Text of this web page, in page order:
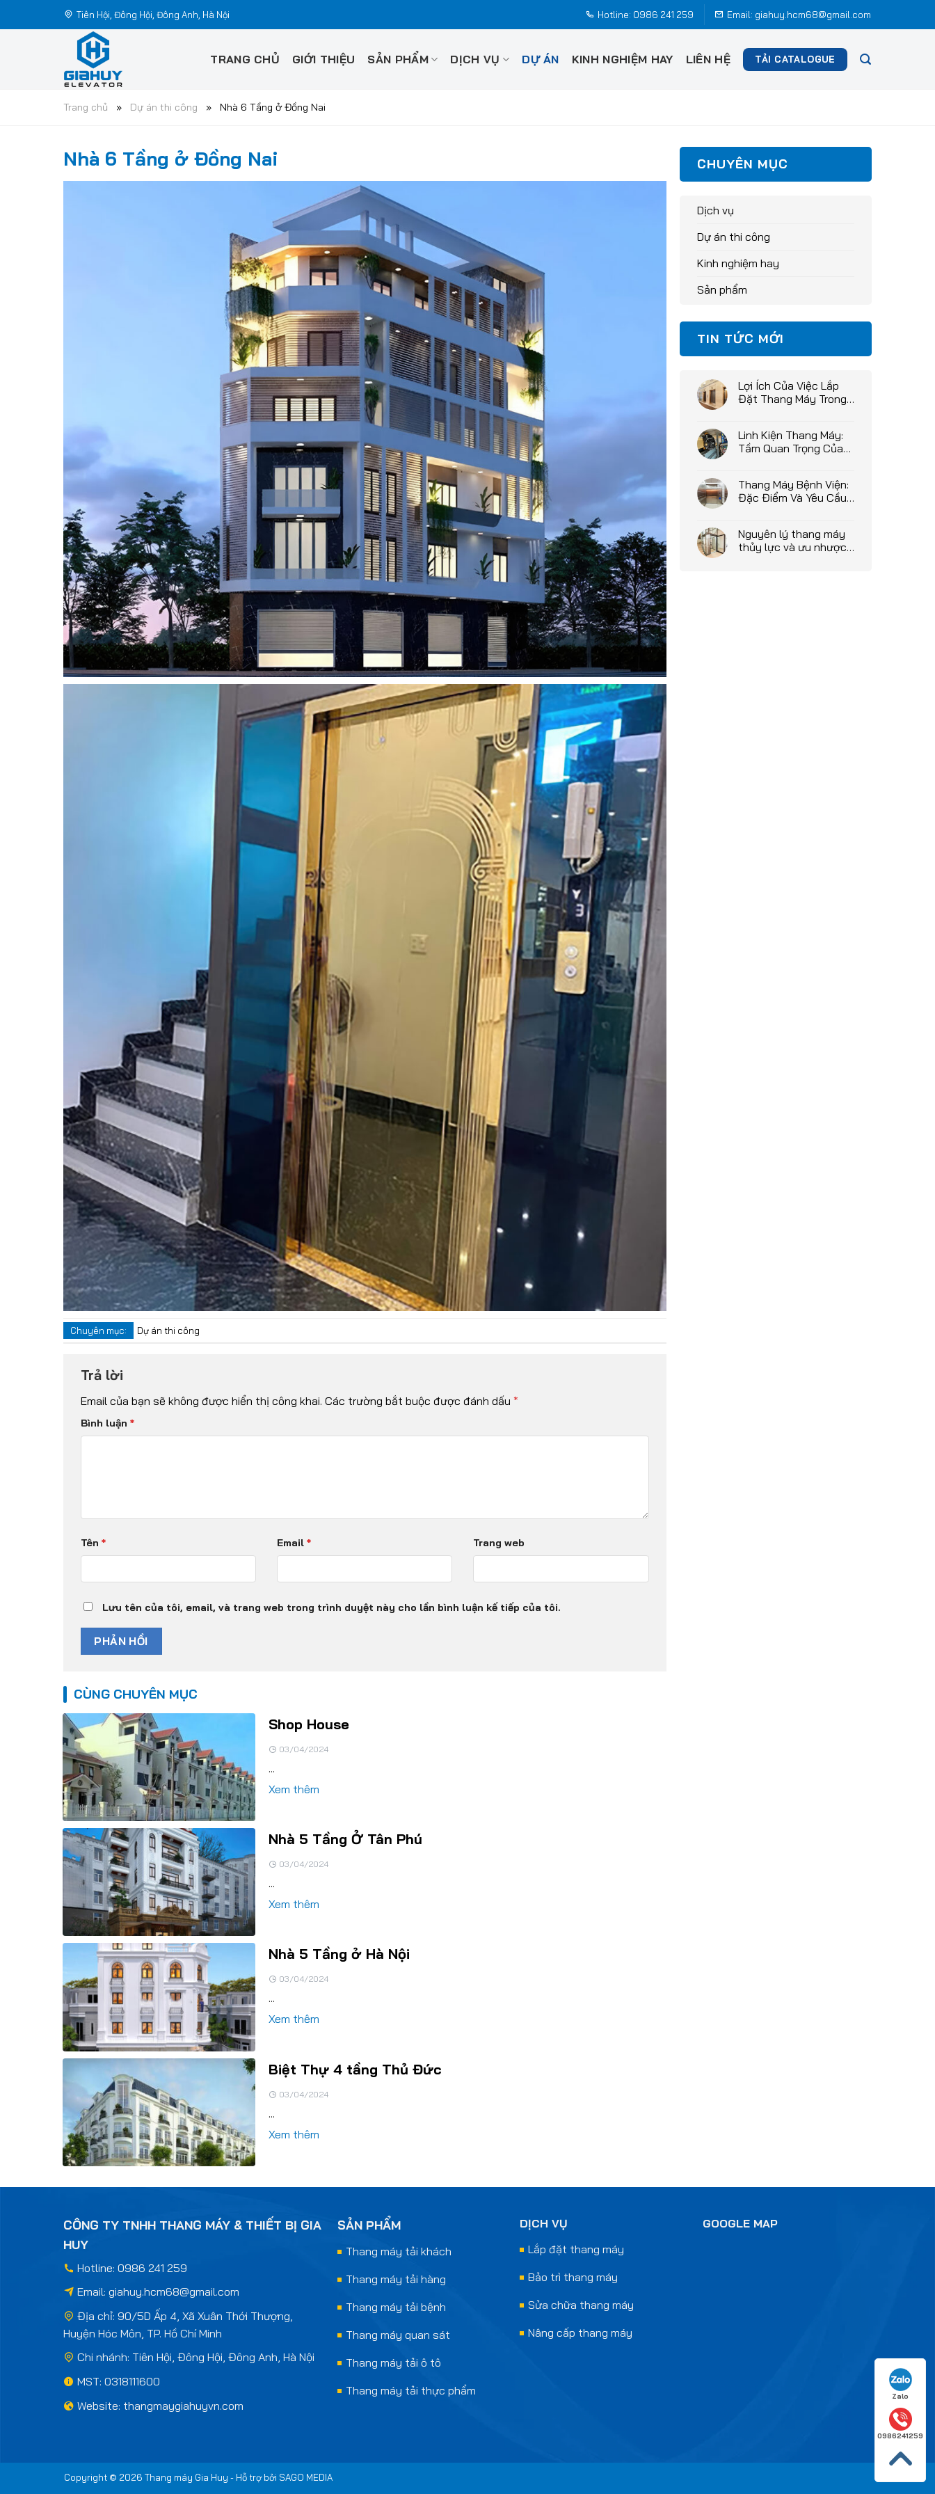
Tiên Hội, Đông Hội, Đông Anh, Hà Nội Hotline: 0986 241 259 Email: giahuy.hcm68@gmail.com
TRANG CHỦ GIỚI THIỆU SẢN PHẨM DỊCH VỤ DỰ ÁN KINH NGHIỆM HAY LIÊN HỆ TẢI CATALOGUE
Trang chủ » Dự án thi công » Nhà 6 Tầng ở Đồng Nai
Nhà 6 Tầng ở Đồng Nai
Chuyên mục: Dự án thi công
Trả lời
Email của bạn sẽ không được hiển thị công khai. Các trường bắt buộc được đánh dấu *
Bình luận *
Tên * Email * Trang web
Lưu tên của tôi, email, và trang web trong trình duyệt này cho lần bình luận kế tiếp của tôi.
CÙNG CHUYÊN MỤC
Shop House
03/04/2024
...
Xem thêm
Nhà 5 Tầng Ở Tân Phú
03/04/2024
...
Xem thêm
Nhà 5 Tầng ở Hà Nội
03/04/2024
...
Xem thêm
Biệt Thự 4 tầng Thủ Đức
03/04/2024
...
Xem thêm
CHUYÊN MỤC
Dịch vụ
Dự án thi công
Kinh nghiệm hay
Sản phẩm
TIN TỨC MỚI
Lợi Ích Của Việc Lắp
Đặt Thang Máy Trong
Linh Kiện Thang Máy:
Tầm Quan Trọng Của
Thang Máy Bệnh Viện:
Đặc Điểm Và Yêu Cầu
Nguyên lý thang máy
thủy lực và ưu nhược
CÔNG TY TNHH THANG MÁY & THIẾT BỊ GIA
HUY
Hotline: 0986 241 259
Email: giahuy.hcm68@gmail.com
Địa chỉ: 90/5D Ấp 4, Xã Xuân Thới Thượng,
Huyện Hóc Môn, TP. Hồ Chí Minh
Chi nhánh: Tiên Hội, Đông Hội, Đông Anh, Hà Nội
MST: 0318111600
Website: thangmaygiahuyvn.com
SẢN PHẨM
Thang máy tải khách
Thang máy tải hàng
Thang máy tải bệnh
Thang máy quan sát
Thang máy tải ô tô
Thang máy tải thực phẩm
DỊCH VỤ
Lắp đặt thang máy
Bảo trì thang máy
Sửa chữa thang máy
Nâng cấp thang máy
GOOGLE MAP
Copyright © 2026 Thang máy Gia Huy - Hỗ trợ bởi SAGO MEDIA
Zalo
0986241259